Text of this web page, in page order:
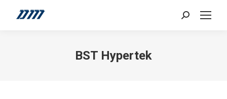
Search:
BST Hypertek